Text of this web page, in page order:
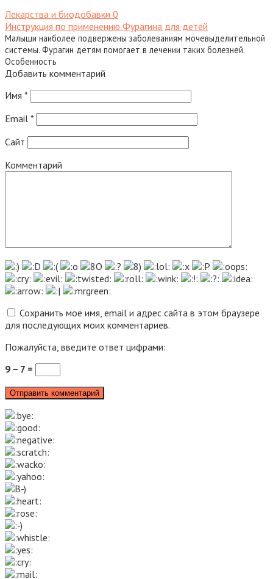
Лекарства и биодобавки 0
Инструкция по применению Фурагина для детей
Малыши наиболее подвержены заболеваниям мочевыделительной
системы. Фурагин детям помогает в лечении таких болезней.
Особенность
Добавить комментарий
Имя *
Email *
Сайт
Комментарий
Сохранить моё имя, email и адрес сайта в этом браузере
для последующих моих комментариев.
Пожалуйста, введите ответ цифрами:
9 − 7 =